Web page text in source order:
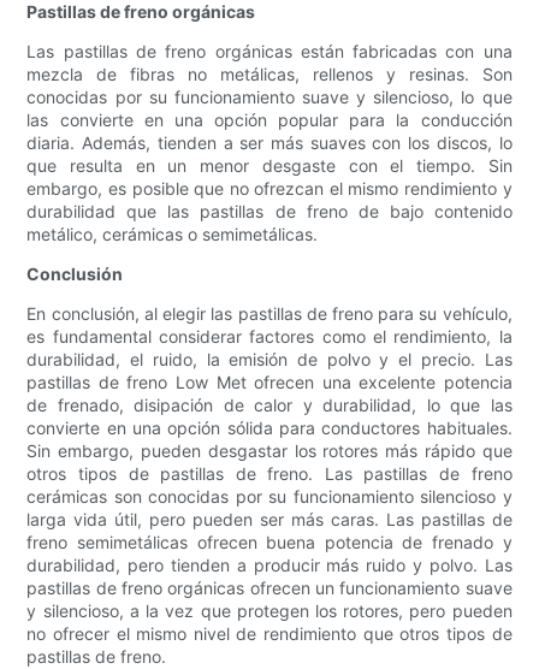
Pastillas de freno orgánicas
Las pastillas de freno orgánicas están fabricadas con una
mezcla de fibras no metálicas, rellenos y resinas. Son
conocidas por su funcionamiento suave y silencioso, lo que
las convierte en una opción popular para la conducción
diaria. Además, tienden a ser más suaves con los discos, lo
que resulta en un menor desgaste con el tiempo. Sin
embargo, es posible que no ofrezcan el mismo rendimiento y
durabilidad que las pastillas de freno de bajo contenido
metálico, cerámicas o semimetálicas.
Conclusión
En conclusión, al elegir las pastillas de freno para su vehículo,
es fundamental considerar factores como el rendimiento, la
durabilidad, el ruido, la emisión de polvo y el precio. Las
pastillas de freno Low Met ofrecen una excelente potencia
de frenado, disipación de calor y durabilidad, lo que las
convierte en una opción sólida para conductores habituales.
Sin embargo, pueden desgastar los rotores más rápido que
otros tipos de pastillas de freno. Las pastillas de freno
cerámicas son conocidas por su funcionamiento silencioso y
larga vida útil, pero pueden ser más caras. Las pastillas de
freno semimetálicas ofrecen buena potencia de frenado y
durabilidad, pero tienden a producir más ruido y polvo. Las
pastillas de freno orgánicas ofrecen un funcionamiento suave
y silencioso, a la vez que protegen los rotores, pero pueden
no ofrecer el mismo nivel de rendimiento que otros tipos de
pastillas de freno.